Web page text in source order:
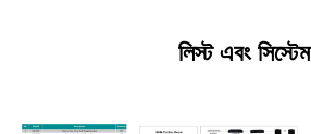
লিস্ট এবং সিস্টেম